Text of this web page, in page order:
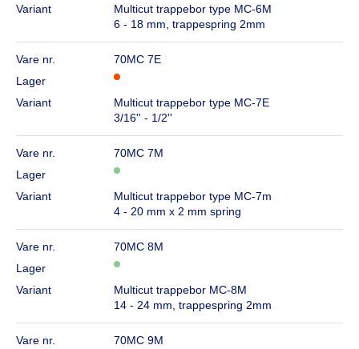
Variant
Multicut trappebor type MC-6M
6 - 18 mm, trappespring 2mm
Vare nr.
70MC 7E
Lager
Variant
Multicut trappebor type MC-7E
3/16'' - 1/2''
Vare nr.
70MC 7M
Lager
Variant
Multicut trappebor type MC-7m
4 - 20 mm x 2 mm spring
Vare nr.
70MC 8M
Lager
Variant
Multicut trappebor MC-8M
14 - 24 mm, trappespring 2mm
Vare nr.
70MC 9M